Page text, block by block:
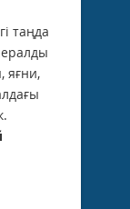
таңда
яғни,